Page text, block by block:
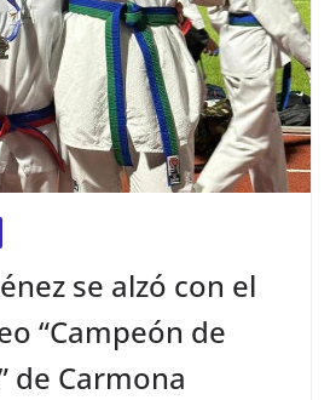
se alzó con el
“Campeón de
de Carmona